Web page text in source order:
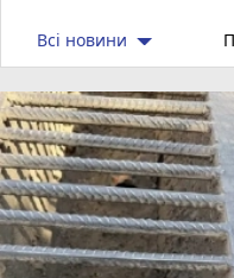
Всі новини